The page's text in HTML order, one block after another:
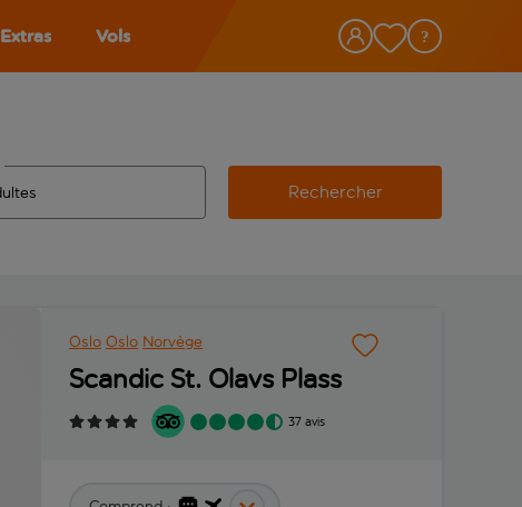
Extras Vols
Rechercher
Oslo Oslo Norvège
Scandic St. Olavs Plass
37 avis